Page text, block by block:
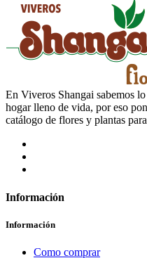
En Viveros Shangai sabemos
hogar lleno de vida, por eso
catálogo de flores y plantas
Información
Información
Como comprar